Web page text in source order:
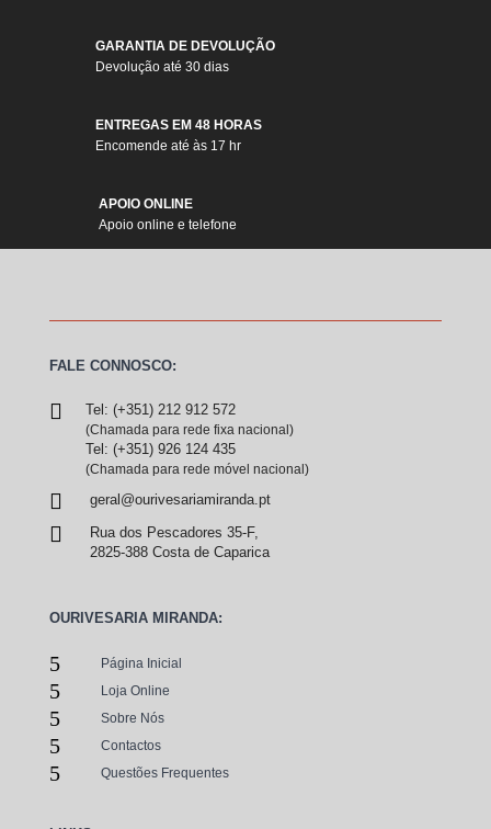
GARANTIA DE DEVOLUÇÃO
Devolução até 30 dias
ENTREGAS EM 48 HORAS
Encomende até às 17 hr
APOIO ONLINE
Apoio online e telefone
FALE CONNOSCO:
 Tel: (+351) 212 912 572
(Chamada para rede fixa nacional)
Tel: (+351) 926 124 435
(Chamada para rede móvel nacional)
 geral@ourivesariamiranda.pt

Rua dos Pescadores 35-F,
2825-388 Costa de Caparica
OURIVESARIA MIRANDA:
5 Página Inicial
5 Loja Online
5 Sobre Nós
5 Contactos
5 Questões Frequentes